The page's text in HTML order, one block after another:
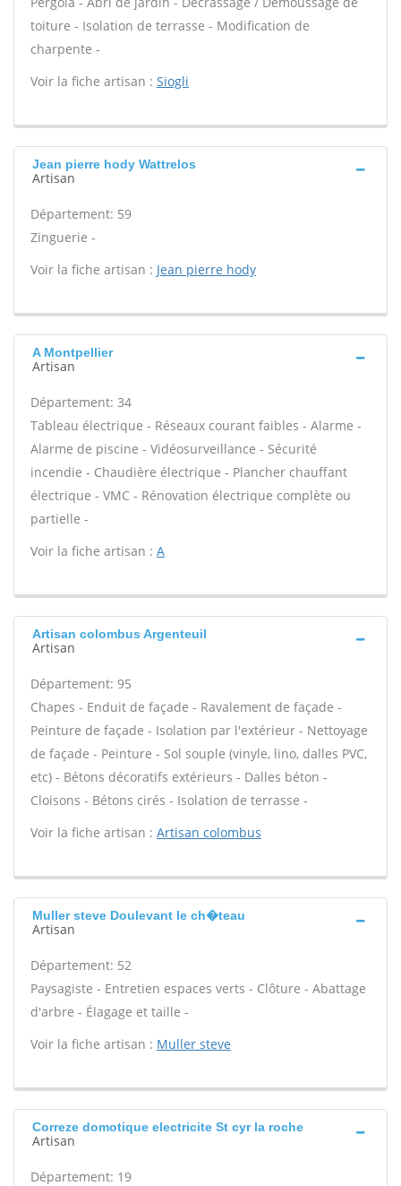
toiture - Isolation de terrasse - Modification de
charpente -
Voir la fiche artisan : Siogli
Jean pierre hody Wattrelos
Artisan
Département: 59
Zinguerie -
Voir la fiche artisan : Jean pierre hody
A Montpellier
Artisan
Département: 34
Tableau électrique - Réseaux courant faibles - Alarme -
Alarme de piscine - Vidéosurveillance - Sécurité
incendie - Chaudière électrique - Plancher chauffant
électrique - VMC - Rénovation électrique complète ou
partielle -
Voir la fiche artisan : A
Artisan colombus Argenteuil
Artisan
Département: 95
Chapes - Enduit de façade - Ravalement de façade -
Peinture de façade - Isolation par l'extérieur - Nettoyage
de façade - Peinture - Sol souple (vinyle, lino, dalles PVC,
etc) - Bétons décoratifs extérieurs - Dalles béton -
Cloisons - Bétons cirés - Isolation de terrasse -
Voir la fiche artisan : Artisan colombus
Muller steve Doulevant le ch�teau
Artisan
Département: 52
Paysagiste - Entretien espaces verts - Clôture - Abattage
d'arbre - Élagage et taille -
Voir la fiche artisan : Muller steve
Correze domotique electricite St cyr la roche
Artisan
Département: 19